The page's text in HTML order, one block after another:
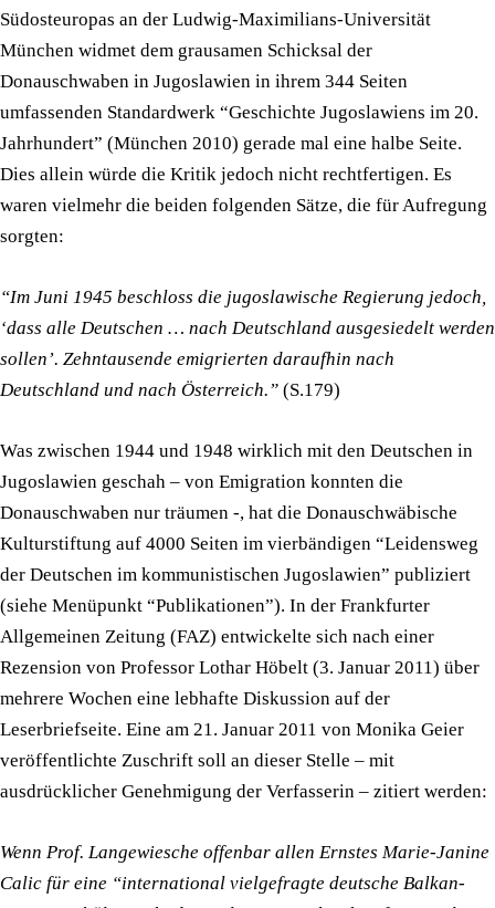
Südosteuropas an der Ludwig-Maximilians-Universität
München widmet dem grausamen Schicksal der
Donauschwaben in Jugoslawien in ihrem 344 Seiten
umfassenden Standardwerk “Geschichte Jugoslawiens im 20.
Jahrhundert” (München 2010) gerade mal eine halbe Seite.
Dies allein würde die Kritik jedoch nicht rechtfertigen. Es
waren vielmehr die beiden folgenden Sätze, die für Aufregung
sorgten:
“Im Juni 1945 beschloss die jugoslawische Regierung jedoch,
‘dass alle Deutschen … nach Deutschland ausgesiedelt werden
sollen’. Zehntausende emigrierten daraufhin nach
Deutschland und nach Österreich.” (S.179)
Was zwischen 1944 und 1948 wirklich mit den Deutschen in
Jugoslawien geschah – von Emigration konnten die
Donauschwaben nur träumen -, hat die Donauschwäbische
Kulturstiftung auf 4000 Seiten im vierbändigen “Leidensweg
der Deutschen im kommunistischen Jugoslawien” publiziert
(siehe Menüpunkt “Publikationen”). In der Frankfurter
Allgemeinen Zeitung (FAZ) entwickelte sich nach einer
Rezension von Professor Lothar Höbelt (3. Januar 2011) über
mehrere Wochen eine lebhafte Diskussion auf der
Leserbriefseite. Eine am 21. Januar 2011 von Monika Geier
veröffentlichte Zuschrift soll an dieser Stelle – mit
ausdrücklicher Genehmigung der Verfasserin – zitiert werden:
Wenn Prof. Langewiesche offenbar allen Ernstes Marie-Janine
Calic für eine “international vielgefragte deutsche Balkan-